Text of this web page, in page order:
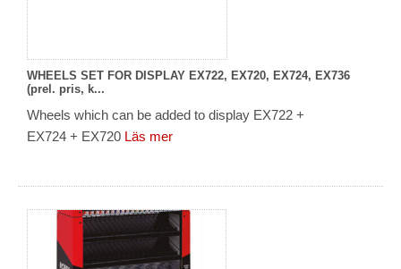
WHEELS SET FOR DISPLAY EX722, EX720, EX724, EX736
(prel. pris, k...
Wheels which can be added to display EX722 +
EX724 + EX720 Läs mer